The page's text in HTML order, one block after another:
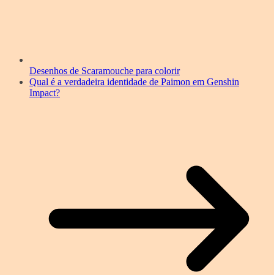
Desenhos de Scaramouche para colorir
Qual é a verdadeira identidade de Paimon em Genshin
Impact?